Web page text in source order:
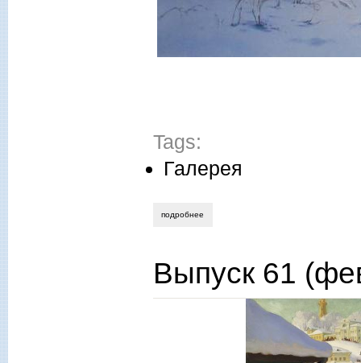
Tags:
Галерея
подробнее
Выпуск 61